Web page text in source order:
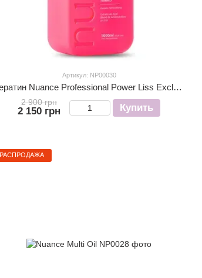
Артикул: NP00030
Кератин Nuance Professional Power Liss Exclusive 1000 мл
2 900 грн
2 150 грн Купить
РАСПРОДАЖА